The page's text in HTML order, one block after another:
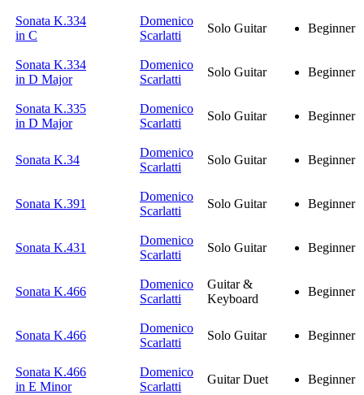
Sonata K.334
in C
Domenico
Scarlatti
Solo Guitar Beginner
Sonata K.334
in D Major
Domenico
Scarlatti
Solo Guitar Beginner
Sonata K.335
in D Major
Domenico
Scarlatti
Solo Guitar Beginner
Sonata K.34
Domenico
Scarlatti
Solo Guitar Beginner
Sonata K.391
Domenico
Scarlatti
Solo Guitar Beginner
Sonata K.431
Domenico
Scarlatti
Solo Guitar Beginner
Sonata K.466
Domenico
Scarlatti
Guitar &
Keyboard
Beginner
Sonata K.466
Domenico
Scarlatti
Solo Guitar Beginner
Sonata K.466
in E Minor
Domenico
Scarlatti
Guitar Duet Beginner